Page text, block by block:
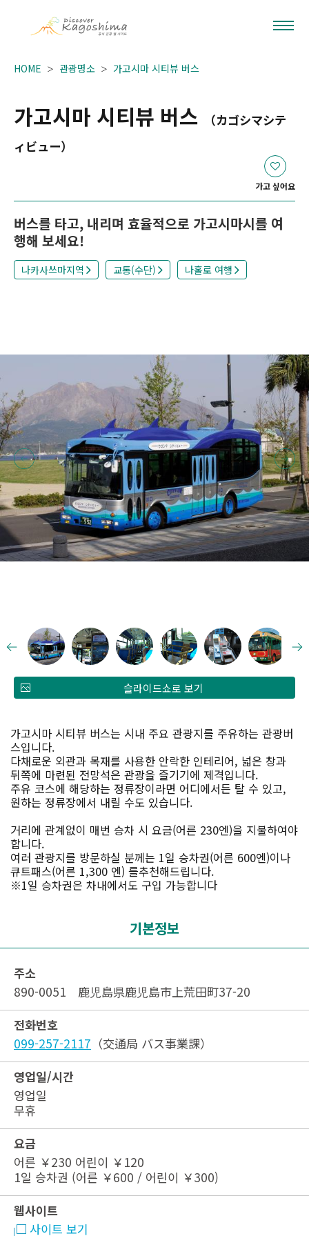
HOME 관광명소 가고시마 시티뷰 버스
가고시마 시티뷰 버스
（カゴシマシテ
ィビュー）
가고 싶어요
버스를 타고, 내리며 효율적으로 가고시마시를 여
행해 보세요!
나카사쓰마지역 교통(수단) 나홀로 여행
슬라이드쇼로 보기
가고시마 시티뷰 버스는 시내 주요 관광지를 주유하는 관광버
스입니다.
다채로운 외관과 목재를 사용한 안락한 인테리어, 넓은 창과
뒤쪽에 마련된 전망석은 관광을 즐기기에 제격입니다.
주유 코스에 해당하는 정류장이라면 어디에서든 탈 수 있고,
원하는 정류장에서 내릴 수도 있습니다.
거리에 관계없이 매번 승차 시 요금(어른 230엔)을 지불하여야
합니다.
여러 관광지를 방문하실 분께는 1일 승차권(어른 600엔)이나
큐트패스(어른 1,300 엔) 를추천해드립니다.
※1일 승차권은 차내에서도 구입 가능합니다
기본정보
주소
890-0051 鹿児島県鹿児島市上荒田町37-20
전화번호
099-257-2117 （交通局 バス事業課）
영업일/시간
영업일
무휴
요금
어른 ￥230 어린이 ￥120
1일 승차권 (어른 ￥600 / 어린이 ￥300)
웹사이트
사이트 보기